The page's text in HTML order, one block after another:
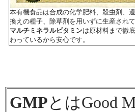
本有機食品は合成の化学肥料、殺虫剤、
換えの種子、除草剤を用いずに生産されて
マルチミネラルビタミンは原材料まで徹
わっているから安心です。
GMPとはGood